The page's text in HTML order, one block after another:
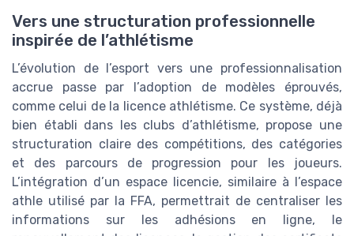
Vers une structuration professionnelle
inspirée de l’athlétisme
L’évolution de l’esport vers une professionnalisation
accrue passe par l’adoption de modèles éprouvés,
comme celui de la licence athlétisme. Ce système, déjà
bien établi dans les clubs d’athlétisme, propose une
structuration claire des compétitions, des catégories
et des parcours de progression pour les joueurs.
L’intégration d’un espace licencie, similaire à l’espace
athle utilisé par la FFA, permettrait de centraliser les
informations sur les adhésions en ligne, le